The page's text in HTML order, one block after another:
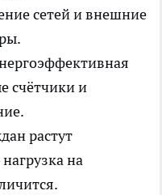
сетей и внешние
счётчики и
растут
на